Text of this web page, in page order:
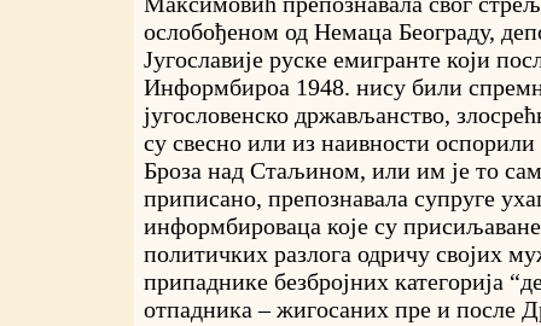
ослобођеном од Немаца Београду,
Југославије руске емигранте који
Информбироа 1948. нису били
југословенско држављанство,
су свесно или из наивности
Броза над Стаљином, или им је то
приписано, препознавала супруге
информбироваца које су
политичких разлога одричу својих
припаднике безбројних категорија
отпадника – жигосаних пре и после